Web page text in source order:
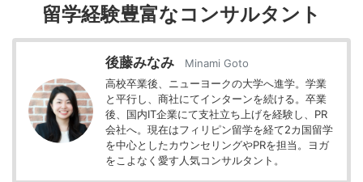
留学経験豊富なコンサルタント
後藤みなみ Minami Goto
高校卒業後、ニューヨークの大学へ進学。学業
と平行し、商社にてインターンを続ける。卒業
後、国内IT企業にて支社立ち上げを経験し、PR
会社へ。現在はフィリピン留学を経て2カ国留学
を中心としたカウンセリングやPRを担当。ヨガ
をこよなく愛す人気コンサルタント。